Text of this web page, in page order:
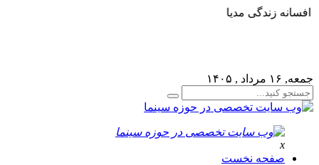
افسانه زندگی مدیا
جمعه, ۱۶ مرداد , ۱۴۰۵
x
صفحه نخست